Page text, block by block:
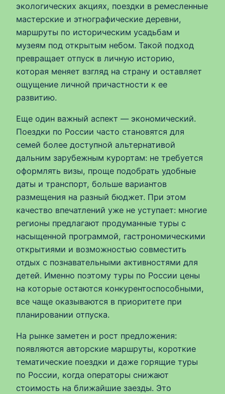
экологических акциях, поездки в ремесленные
мастерские и этнографические деревни,
маршруты по историческим усадьбам и
музеям под открытым небом. Такой подход
превращает отпуск в личную историю,
которая меняет взгляд на страну и оставляет
ощущение личной причастности к ее
развитию.
Еще один важный аспект — экономический.
Поездки по России часто становятся для
семей более доступной альтернативой
дальним зарубежным курортам: не требуется
оформлять визы, проще подобрать удобные
даты и транспорт, больше вариантов
размещения на разный бюджет. При этом
качество впечатлений уже не уступает: многие
регионы предлагают продуманные туры с
насыщенной программой, гастрономическими
открытиями и возможностью совместить
отдых с познавательными активностями для
детей. Именно поэтому туры по России цены
на которые остаются конкурентоспособными,
все чаще оказываются в приоритете при
планировании отпуска.
На рынке заметен и рост предложения:
появляются авторские маршруты, короткие
тематические поездки и даже горящие туры
по России, когда операторы снижают
стоимость на ближайшие заезды. Это